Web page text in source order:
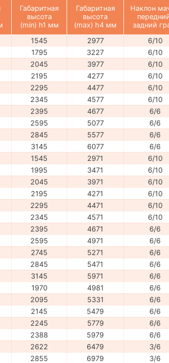
Габаритная
высота
(min) h1 мм
Габаритная
высота
(max) h4 мм
Наклон
задний
1545 2977 6/10
1795 3227 6/10
2045 3977 6/10
2195 4277 6/10
2295 4477 6/10
2345 4577 6/10
2395 4677 6/6
2595 5077 6/6
2845 5577 6/6
3145 6077 6/6
1545 2971 6/10
1995 3471 6/10
2045 3971 6/10
2195 4271 6/10
2295 4471 6/10
2345 4571 6/10
2395 4671 6/6
2595 4971 6/6
2745 5271 6/6
2845 5471 6/6
3145 5971 6/6
1970 4981 6/6
2095 5331 6/6
2145 5479 6/6
2245 5779 6/6
2388 5979 6/6
2622 6479 3/6
2855 6979 3/6